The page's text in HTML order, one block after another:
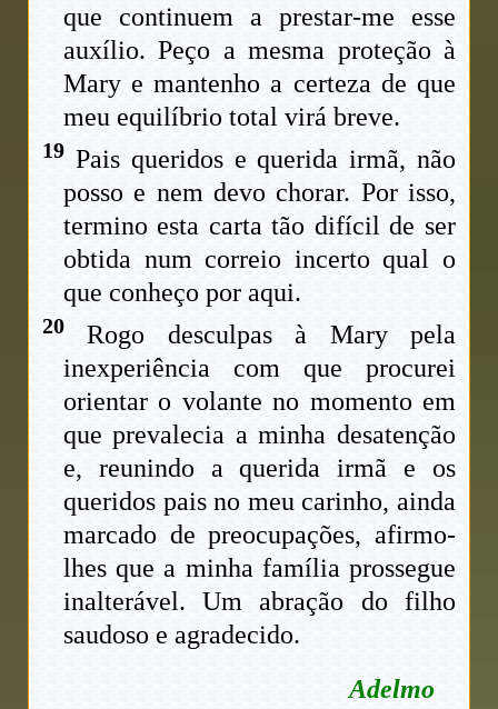
que continuem a prestar-me esse
auxílio. Peço a mesma proteção à
Mary e mantenho a certeza de que
meu equilíbrio total virá breve.
19 Pais queridos e querida irmã, não
posso e nem devo chorar. Por isso,
termino esta carta tão difícil de ser
obtida num correio incerto qual o
que conheço por aqui.
20 Rogo desculpas à Mary pela
inexperiência com que procurei
orientar o volante no momento em
que prevalecia a minha desatenção
e, reunindo a querida irmã e os
queridos pais no meu carinho, ainda
marcado de preocupações, afirmo-
lhes que a minha família prossegue
inalterável. Um abração do filho
saudoso e agradecido.
Adelmo